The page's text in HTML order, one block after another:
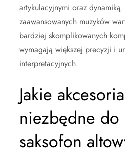
artykulacyjnymi oraz
zaawansowanych muzyków
bardziej skomplikowanych
wymagają większej precyzji i
interpretacyjnych.
Jakie
niezbędne do
saksofon